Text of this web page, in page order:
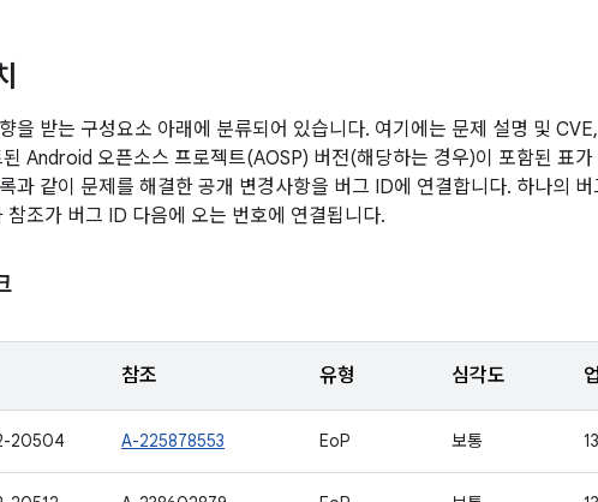
을 받는 구성요소 아래에 분류되어 있습니다. 여기에는 문제 설명 및
Android 오픈소스 프로젝트(AOSP) 버전(해당하는 경우)이 포함된 표
과 같이 문제를 해결한 공개 변경사항을 버그 ID에 연결합니다. 하나의
참조가 버그 ID 다음에 오는 번호에 연결됩니다.
참조 유형 심각도
20504 A-225878553 EoP 보통 13